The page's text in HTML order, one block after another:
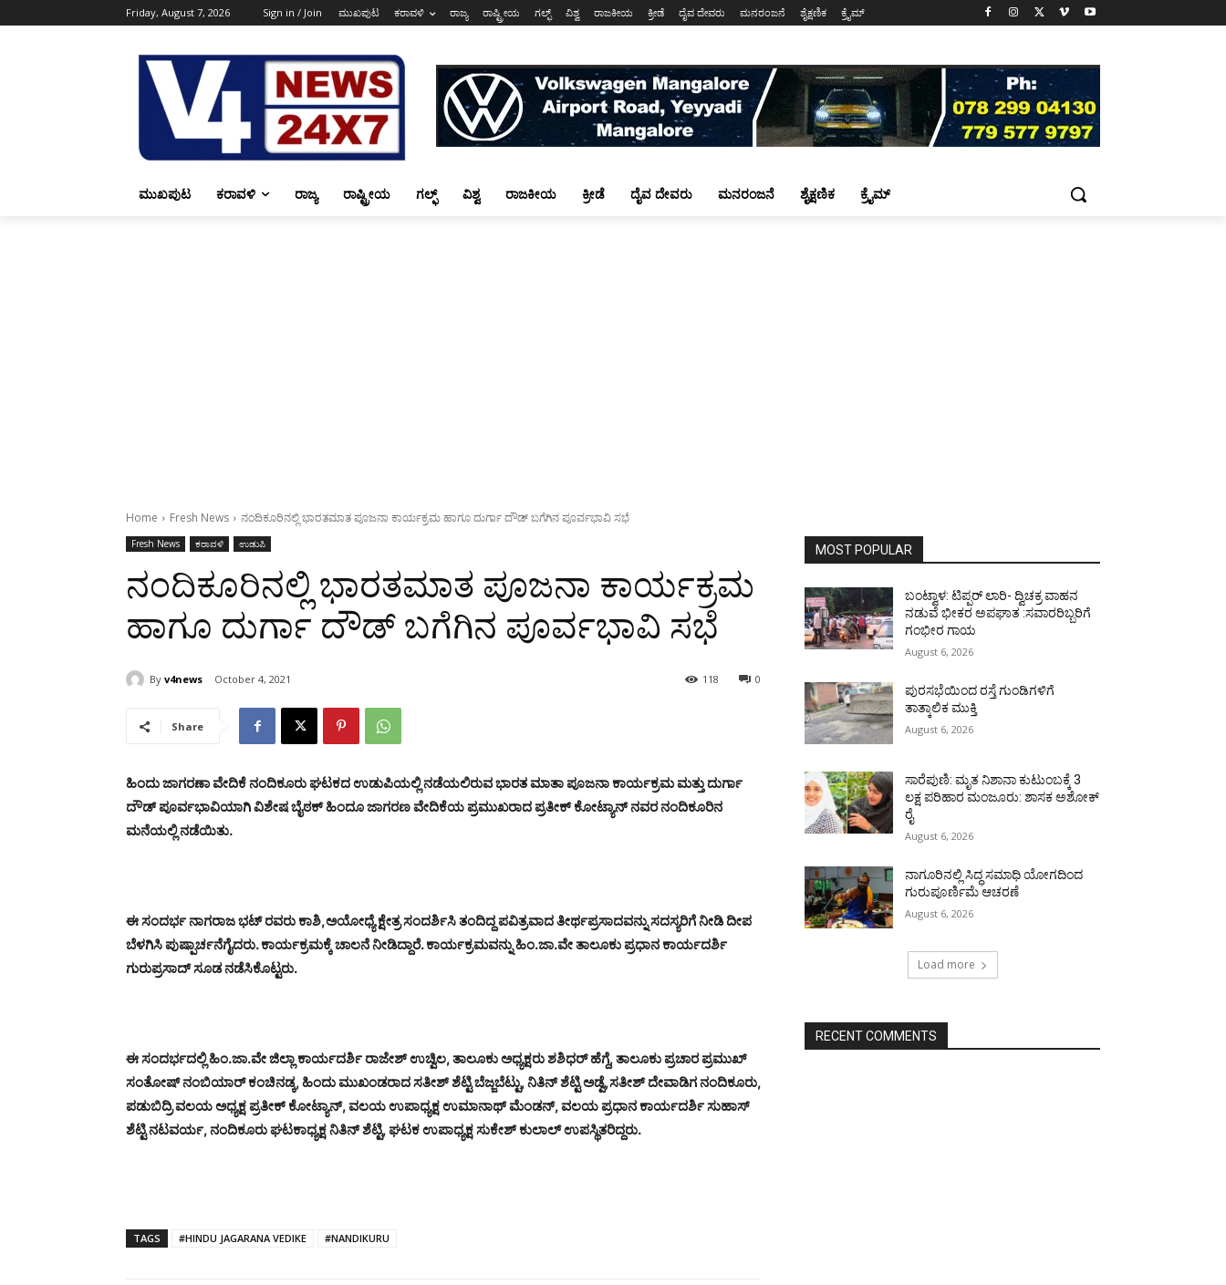
Friday, August 7, 2026 Sign in / Join ಮುಖಪುಟ ಕರಾವಳಿ ರಾಜ್ಯ ರಾಷ್ಟ್ರೀಯ ಗಲ್ಫ್ ವಿಶ್ವ ರಾಜಕೀಯ ಕ್ರೀಡೆ ದೈವ ದೇವರು ಮನರಂಜನೆ ಶೈಕ್ಷಣಿಕ ಕ್ರೈಮ್
ಮುಖಪುಟ ಕರಾವಳಿ ರಾಜ್ಯ ರಾಷ್ಟ್ರೀಯ ಗಲ್ಫ್ ವಿಶ್ವ ರಾಜಕೀಯ ಕ್ರೀಡೆ ದೈವ ದೇವರು ಮನರಂಜನೆ ಶೈಕ್ಷಣಿಕ ಕ್ರೈಮ್
Home Fresh News ನಂದಿಕೂರಿನಲ್ಲಿ ಭಾರತಮಾತ ಪೂಜನಾ ಕಾರ್ಯಕ್ರಮ ಹಾಗೂ ದುರ್ಗಾ ದೌಡ್ ಬಗೆಗಿನ ಪೂರ್ವಭಾವಿ ಸಭೆ
Fresh News ಕರಾವಳಿ ಉಡುಪಿ
ನಂದಿಕೂರಿನಲ್ಲಿ ಭಾರತಮಾತ ಪೂಜನಾ ಕಾರ್ಯಕ್ರಮ
ಹಾಗೂ ದುರ್ಗಾ ದೌಡ್ ಬಗೆಗಿನ ಪೂರ್ವಭಾವಿ ಸಭೆ
By v4news October 4, 2021 0
118
Share
ಹಿಂದು ಜಾಗರಣಾ ವೇದಿಕೆ ನಂದಿಕೂರು ಘಟಕದ ಉಡುಪಿಯಲ್ಲಿ ನಡೆಯಲಿರುವ ಭಾರತ ಮಾತಾ ಪೂಜನಾ ಕಾರ್ಯಕ್ರಮ ಮತ್ತು ದುರ್ಗಾ
ದೌಡ್ ಪೂರ್ವಭಾವಿಯಾಗಿ ವಿಶೇಷ ಬೈಠಕ್ ಹಿಂದೂ ಜಾಗರಣ ವೇದಿಕೆಯ ಪ್ರಮುಖರಾದ ಪ್ರತೀಕ್ ಕೋಟ್ಯಾನ್ ನವರ ನಂದಿಕೂರಿನ
ಮನೆಯಲ್ಲಿ ನಡೆಯಿತು.
ಈ ಸಂದರ್ಭ ನಾಗರಾಜ ಭಟ್ ರವರು ಕಾಶಿ,ಅಯೋಧ್ಯೆ ಕ್ಷೇತ್ರ ಸಂದರ್ಶಿಸಿ ತಂದಿದ್ದ ಪವಿತ್ರವಾದ ತೀರ್ಥಪ್ರಸಾದವನ್ನು ಸದಸ್ಯರಿಗೆ ನೀಡಿ ದೀಪ
ಬೆಳಗಿಸಿ ಪುಷ್ಪಾರ್ಚನೆಗೈದರು. ಕಾರ್ಯಕ್ರಮಕ್ಕೆ ಚಾಲನೆ ನೀಡಿದ್ದಾರೆ.ಕಾರ್ಯಕ್ರಮವನ್ನು ಹಿಂ.ಜಾ.ವೇ ತಾಲೂಕು ಪ್ರಧಾನ ಕಾರ್ಯದರ್ಶಿ
ಗುರುಪ್ರಸಾದ್ ಸೂಡ ನಡೆಸಿಕೊಟ್ಟರು.
ಈ ಸಂದರ್ಭದಲ್ಲಿ ಹಿಂ.ಜಾ.ವೇ ಜಿಲ್ಲಾ ಕಾರ್ಯದರ್ಶಿ ರಾಜೇಶ್ ಉಚ್ವಿಲ, ತಾಲೂಕು ಅಧ್ಯಕ್ಷರು ಶಶಿಧರ್ ಹೆಗ್ದೆ, ತಾಲೂಕು ಪ್ರಚಾರ ಪ್ರಮುಖ್
ಸಂತೋಷ್ ನಂಬಿಯಾರ್ ಕಂಚಿನಡ್ಕ, ಹಿಂದು ಮುಖಂಡರಾದ ಸತೀಶ್ ಶೆಟ್ಟಿ ಬೆಜ್ಜಬೆಟ್ಟು, ನಿತಿನ್ ಶೆಟ್ಟಿ ಅಡ್ವೆ,ಸತೀಶ್ ದೇವಾಡಿಗ ನಂದಿಕೂರು,
ಪಡುಬಿದ್ರಿ ವಲಯ ಅಧ್ಯಕ್ಷ ಪ್ರತೀಕ್ ಕೋಟ್ಯಾನ್, ವಲಯ ಉಪಾಧ್ಯಕ್ಷ ಉಮಾನಾಥ್ ಮೆಂಡನ್, ವಲಯ ಪ್ರಧಾನ ಕಾರ್ಯದರ್ಶಿ ಸುಹಾಸ್
ಶೆಟ್ಟಿ ನಟವರ್ಯ, ನಂದಿಕೂರು ಘಟಕಾಧ್ಯಕ್ಷ ನಿತಿನ್ ಶೆಟ್ಟಿ, ಘಟಕ ಉಪಾಧ್ಯಕ್ಷ ಸುಕೇಶ್ ಕುಲಾಲ್ ಉಪಸ್ಥಿತರಿದ್ದರು.
TAGS #HINDU JAGARANA VEDIKE #NANDIKURU
MOST POPULAR
ಬಂಟ್ವಾಳ: ಟಿಪ್ಪರ್ ಲಾರಿ- ದ್ವಿಚಕ್ರ ವಾಹನ
ನಡುವೆ ಭೀಕರ ಅಪಘಾತ :ಸವಾರರಿಬ್ಬರಿಗೆ
ಗಂಭೀರ ಗಾಯ
August 6, 2026
ಪುರಸಭೆಯಿಂದ ರಸ್ತೆ ಗುಂಡಿಗಳಿಗೆ
ತಾತ್ಕಾಲಿಕ ಮುಕ್ತಿ
August 6, 2026
ಸಾರೆಪುಣಿ: ಮೃತ ನಿಶಾನಾ ಕುಟುಂಬಕ್ಕೆ 3
ಲಕ್ಷ ಪರಿಹಾರ ಮಂಜೂರು: ಶಾಸಕ ಅಶೋಕ್
ರೈ
August 6, 2026
ನಾಗೂರಿನಲ್ಲಿ ಸಿದ್ಧ ಸಮಾಧಿ ಯೋಗದಿಂದ
ಗುರುಪೂರ್ಣಿಮೆ ಆಚರಣೆ
August 6, 2026
Load more
RECENT COMMENTS